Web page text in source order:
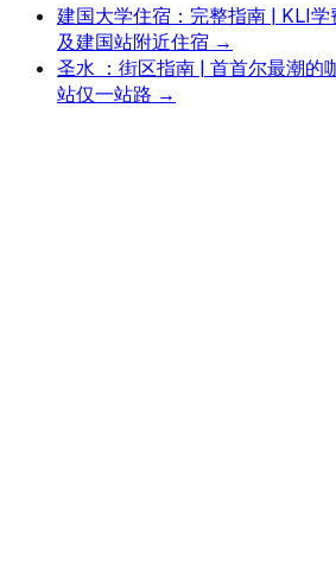
建国大学住宿：完整指南 | KLI
及建国站附近住宿 →
圣水 ：街区指南 | 首首尔最潮的
站仅一站路 →